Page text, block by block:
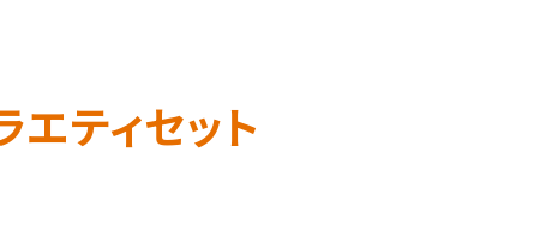
エティセット